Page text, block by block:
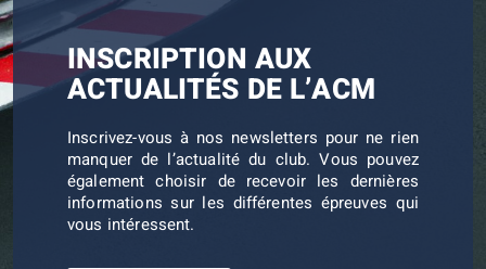
INSCRIPTION AUX
ACTUALITÉS DE L’ACM
Inscrivez-vous à nos newsletters pour ne rien
manquer de l’actualité du club. Vous pouvez
également choisir de recevoir les dernières
informations sur les différentes épreuves qui
vous intéressent.